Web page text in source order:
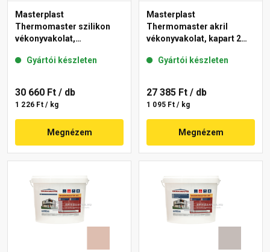
Masterplast
Thermomaster szilikon
vékonyvakolat,
14-D 25 kg
Gyártói készleten
30 660 Ft / db
1 226 Ft / kg
Megnézem
Masterplast
Thermomaster akril
vékonyvakolat, kapart 2
Gyártói készleten
27 385 Ft / db
1 095 Ft / kg
Megnézem